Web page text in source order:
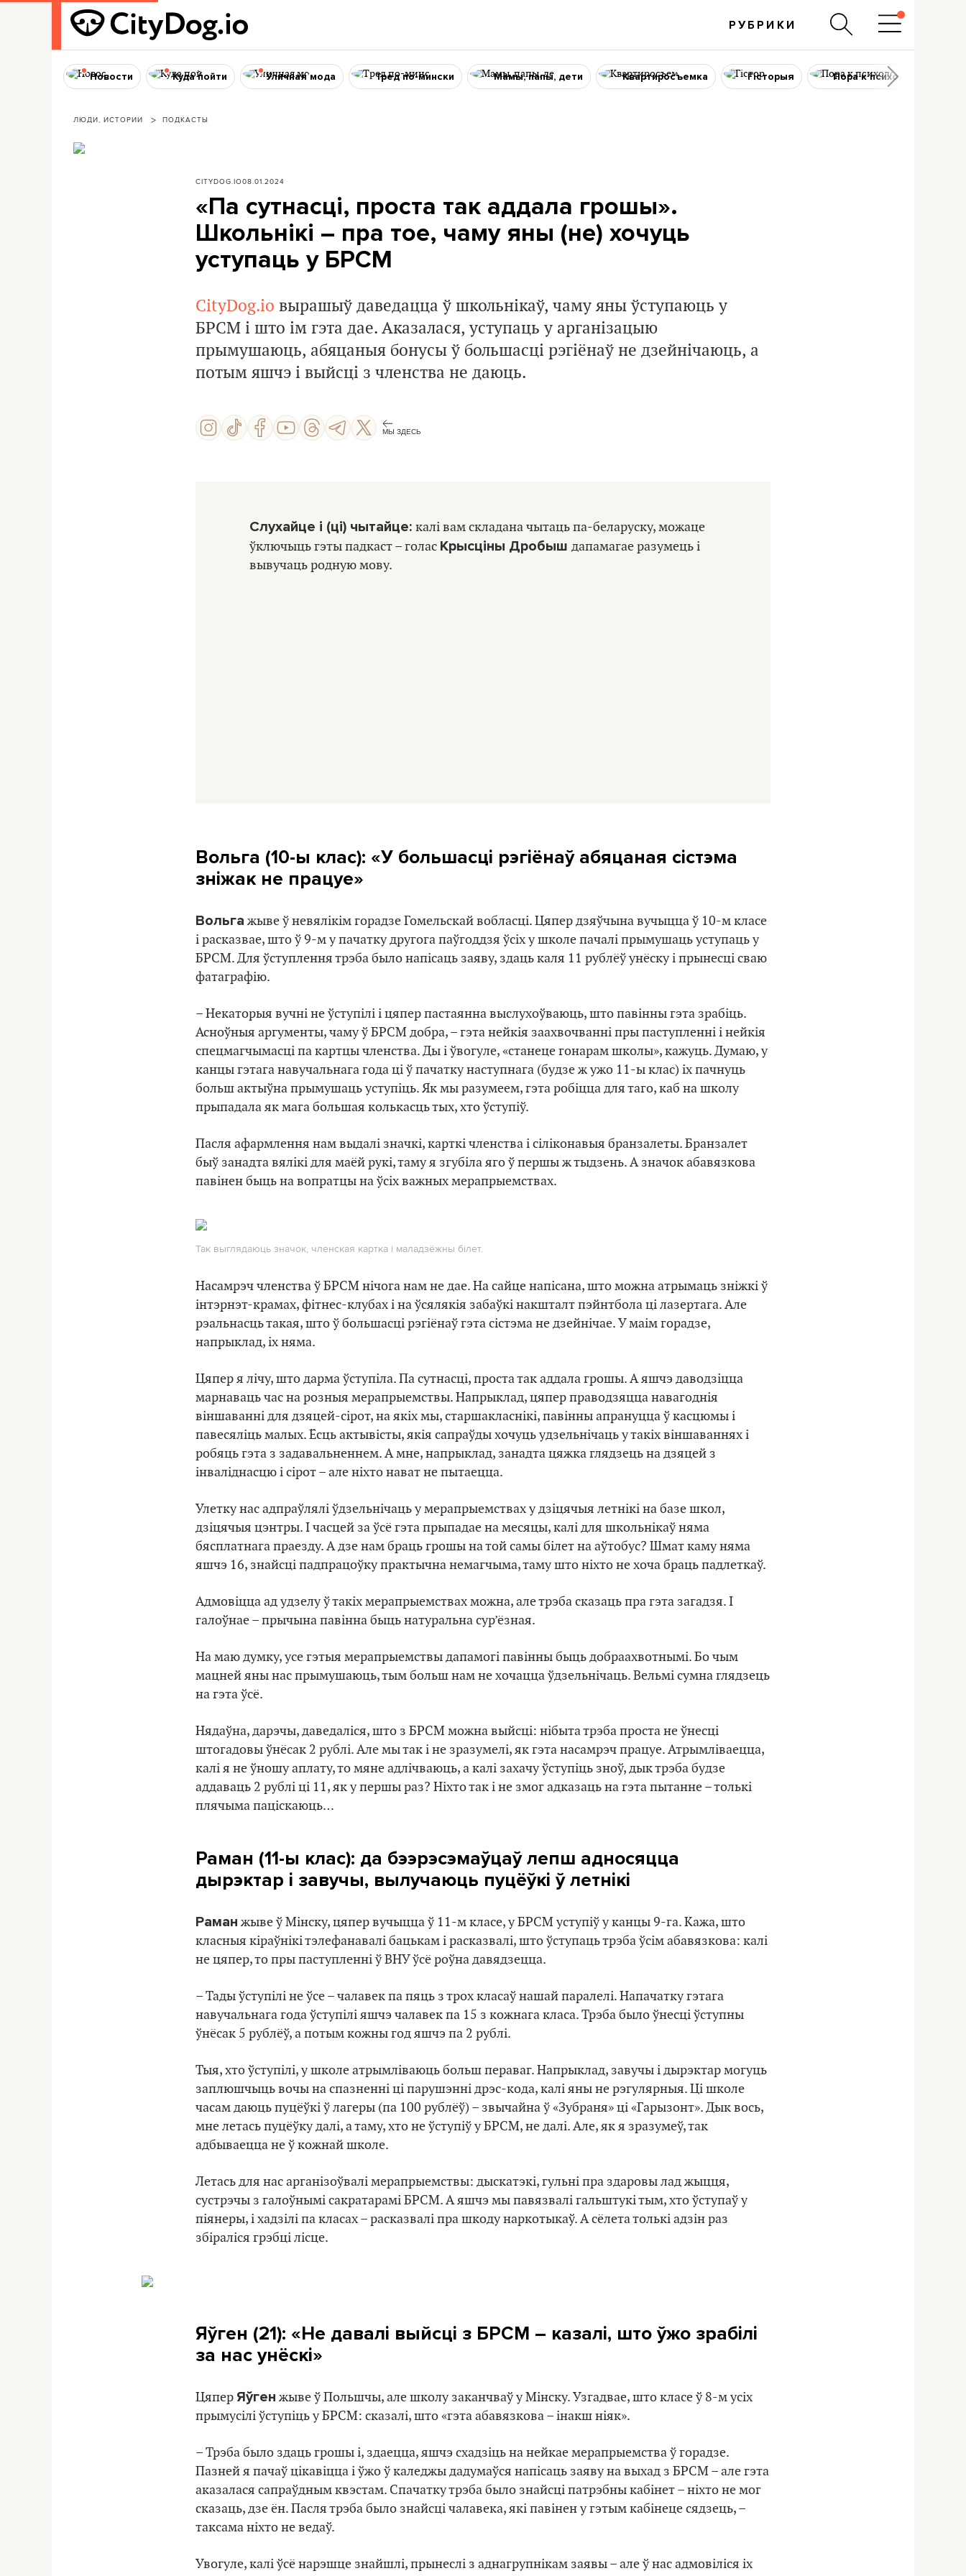
РУБРИКИ
Новости Куда пойти Уличная мода Тред по-мински Мамы, папы, дети Квартиросъемка Гісторыя Пора к психологу
ЛЮДИ, ИСТОРИИ ПОДКАСТЫ
CITYDOG.IO08.01.2024
«Па сутнасці, проста так аддала грошы».
Школьнікі – пра тое, чаму яны (не) хочуць
уступаць у БРСМ
CityDog.io вырашыў даведацца ў школьнікаў, чаму яны ўступаюць у
БРСМ і што ім гэта дае. Аказалася, уступаць у арганізацыю
прымушаюць, абяцаныя бонусы ў большасці рэгіёнаў не дзейнічаюць, а
потым яшчэ і выйсці з членства не даюць.
МЫ ЗДЕСЬ
Слухайце і (ці) чытайце: калі вам складана чытаць па-беларуску, можаце
ўключыць гэты падкаст – голас Крысціны Дробыш дапамагае разумець і
вывучаць родную мову.
Вольга (10-ы клас): «У большасці рэгіёнаў абяцаная сістэма
зніжак не працуе»
Вольга жыве ў невялікім горадзе Гомельскай вобласці. Цяпер дзяўчына вучыцца ў 10-м класе
і расказвае, што ў 9-м у пачатку другога паўгоддзя ўсіх у школе пачалі прымушаць уступаць у
БРСМ. Для ўступлення трэба было напісаць заяву, здаць каля 11 рублёў унёску і прынесці сваю
фатаграфію.
– Некаторыя вучні не ўступілі і цяпер пастаянна выслухоўваюць, што павінны гэта зрабіць.
Асноўныя аргументы, чаму ў БРСМ добра, – гэта нейкія заахвочванні пры паступленні і нейкія
спецмагчымасці па картцы членства. Ды і ўвогуле, «станеце гонарам школы», кажуць. Думаю, у
канцы гэтага навучальнага года ці ў пачатку наступнага (будзе ж ужо 11-ы клас) іх пачнуць
больш актыўна прымушаць уступіць. Як мы разумеем, гэта робіцца для таго, каб на школу
прыпадала як мага большая колькасць тых, хто ўступіў.
Пасля афармлення нам выдалі значкі, карткі членства і сіліконавыя бранзалеты. Бранзалет
быў занадта вялікі для маёй рукі, таму я згубіла яго ў першы ж тыдзень. А значок абавязкова
павінен быць на вопратцы на ўсіх важных мерапрыемствах.
Так выглядаюць значок, членская картка і маладзёжны білет.
Насамрэч членства ў БРСМ нічога нам не дае. На сайце напісана, што можна атрымаць зніжкі ў
інтэрнэт-крамах, фітнес-клубах і на ўсялякія забаўкі накшталт пэйнтбола ці лазертага. Але
рэальнасць такая, што ў большасці рэгіёнаў гэта сістэма не дзейнічае. У маім горадзе,
напрыклад, іх няма.
Цяпер я лічу, што дарма ўступіла. Па сутнасці, проста так аддала грошы. А яшчэ даводзіцца
марнаваць час на розныя мерапрыемствы. Напрыклад, цяпер праводзяцца навагоднія
віншаванні для дзяцей-сірот, на якіх мы, старшакласнікі, павінны апрануцца ў касцюмы і
павесяліць малых. Ёсць актывісты, якія сапраўды хочуць удзельнічаць у такіх віншаваннях і
робяць гэта з задавальненнем. А мне, напрыклад, занадта цяжка глядзець на дзяцей з
інваліднасцю і сірот – але ніхто нават не пытаецца.
Улетку нас адпраўлялі ўдзельнічаць у мерапрыемствах у дзіцячыя летнікі на базе школ,
дзіцячыя цэнтры. І часцей за ўсё гэта прыпадае на месяцы, калі для школьнікаў няма
бясплатнага праезду. А дзе нам браць грошы на той самы білет на аўтобус? Шмат каму няма
яшчэ 16, знайсці падпрацоўку практычна немагчыма, таму што ніхто не хоча браць падлеткаў.
Адмовіцца ад удзелу ў такіх мерапрыемствах можна, але трэба сказаць пра гэта загадзя. І
галоўнае – прычына павінна быць натуральна сур’ёзная.
На маю думку, усе гэтыя мерапрыемствы дапамогі павінны быць добраахвотнымі. Бо чым
мацней яны нас прымушаюць, тым больш нам не хочацца ўдзельнічаць. Вельмі сумна глядзець
на гэта ўсё.
Нядаўна, дарэчы, даведаліся, што з БРСМ можна выйсці: нібыта трэба проста не ўнесці
штогадовы ўнёсак 2 рублі. Але мы так і не зразумелі, як гэта насамрэч працуе. Атрымліваецца,
калі я не ўношу аплату, то мяне адлічваюць, а калі захачу ўступіць зноў, дык трэба будзе
аддаваць 2 рублі ці 11, як у першы раз? Ніхто так і не змог адказаць на гэта пытанне – толькі
плячыма паціскаюць…
Раман (11-ы клас): да бээрэсэмаўцаў лепш адносяцца
дырэктар і завучы, вылучаюць пуцёўкі ў летнікі
Раман жыве ў Мінску, цяпер вучыцца ў 11-м класе, у БРСМ уступіў у канцы 9-га. Кажа, што
класныя кіраўнікі тэлефанавалі бацькам і расказвалі, што ўступаць трэба ўсім абавязкова: калі
не цяпер, то пры паступленні ў ВНУ ўсё роўна давядзецца.
– Тады ўступілі не ўсе – чалавек па пяць з трох класаў нашай паралелі. Напачатку гэтага
навучальнага года ўступілі яшчэ чалавек па 15 з кожнага класа. Трэба было ўнесці ўступны
ўнёсак 5 рублёў, а потым кожны год яшчэ па 2 рублі.
Тыя, хто ўступілі, у школе атрымліваюць больш пераваг. Напрыклад, завучы і дырэктар могуць
заплюшчыць вочы на спазненні ці парушэнні дрэс-кода, калі яны не рэгулярныя. Ці школе
часам даюць пуцёўкі ў лагеры (па 100 рублёў) – звычайна ў «Зубраня» ці «Гарызонт». Дык вось,
мне летась пуцёўку далі, а таму, хто не ўступіў у БРСМ, не далі. Але, як я зразумеў, так
адбываецца не ў кожнай школе.
Летась для нас арганізоўвалі мерапрыемствы: дыскатэкі, гульні пра здаровы лад жыцця,
сустрэчы з галоўнымі сакратарамі БРСМ. А яшчэ мы павязвалі гальштукі тым, хто ўступаў у
піянеры, і хадзілі па класах – расказвалі пра шкоду наркотыкаў. А сёлета толькі адзін раз
збіраліся грэбці лісце.
Яўген (21): «Не давалі выйсці з БРСМ – казалі, што ўжо зрабілі
за нас унёскі»
Цяпер Яўген жыве ў Польшчы, але школу заканчваў у Мінску. Узгадвае, што класе ў 8-м усіх
прымусілі ўступіць у БРСМ: сказалі, што «гэта абавязкова – інакш ніяк».
– Трэба было здаць грошы і, здаецца, яшчэ схадзіць на нейкае мерапрыемства ў горадзе.
Пазней я пачаў цікавіцца і ўжо ў каледжы дадумаўся напісаць заяву на выхад з БРСМ – але гэта
аказалася сапраўдным квэстам. Спачатку трэба было знайсці патрэбны кабінет – ніхто не мог
сказаць, дзе ён. Пасля трэба было знайсці чалавека, які павінен у гэтым кабінеце сядзець, –
таксама ніхто не ведаў.
Увогуле, калі ўсё нарэшце знайшлі, прынеслі з аднагрупнікам заявы – але ў нас адмовіліся іх